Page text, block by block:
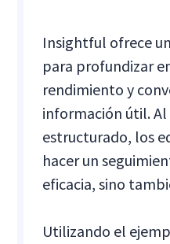
Insightful ofrece
para profundizar
rendimiento y
información útil.
estructurado, los
hacer un
eficacia, sino
Utilizando el